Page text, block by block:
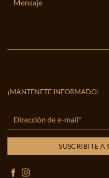
¡MANTENETE INFORMADO!